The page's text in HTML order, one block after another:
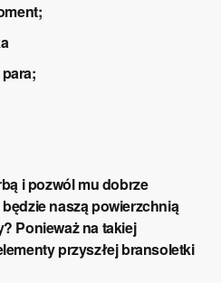
i pozwól mu dobrze
naszą powierzchnią
Ponieważ na takiej
przyszłej bransoletki